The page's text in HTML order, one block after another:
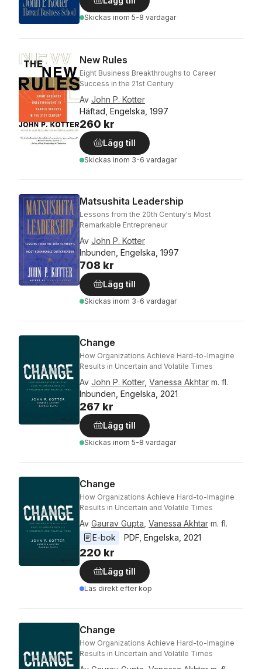
Skickas inom 5-8 vardagar
New Rules
Eight Business Breakthroughs to Career
Success in the 21st Century
Av John P. Kotter
Häftad, Engelska, 1997
260 kr
Lägg till
Skickas inom 3-6 vardagar
Matsushita Leadership
Lessons from the 20th Century's Most
Remarkable Entrepreneur
Av John P. Kotter
Inbunden, Engelska, 1997
708 kr
Lägg till
Skickas inom 3-6 vardagar
Change
How Organizations Achieve Hard-to-Imagine
Results in Uncertain and Volatile Times
Av John P. Kotter, Vanessa Akhtar m. fl.
Inbunden, Engelska, 2021
267 kr
Lägg till
Skickas inom 5-8 vardagar
Change
How Organizations Achieve Hard-to-Imagine
Results in Uncertain and Volatile Times
Av Gaurav Gupta Vanessa Akhtar m. fl.
E-bok
PDF Engelska 2021
220 kr
Lägg till
Läs direkt efter köp
Change
How Organizations Achieve Hard-to-Imagine
Results in Uncertain and Volatile Times